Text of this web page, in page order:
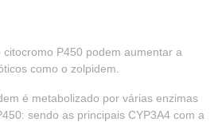
P450 podem aumentar a
como o zolpidem.
é metabolizado por várias enzimas
sendo as principais CYP3A4 com a